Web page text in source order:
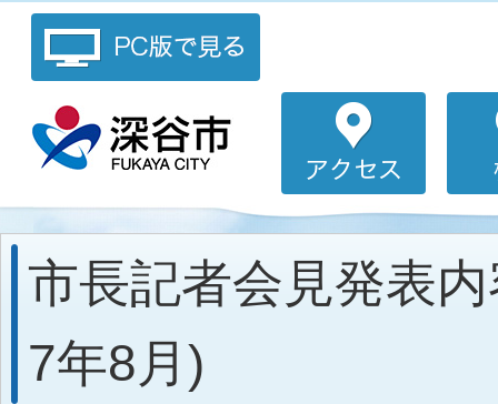
市長記者会見発表
7年8月)